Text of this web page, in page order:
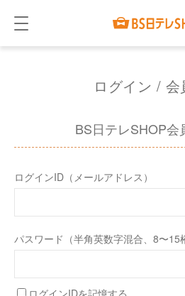
ログイン / 会
BS日テレSHOP会
ログインID（メールアドレス）
パスワード（半角英数字混合、8〜15
ログインIDを記憶する